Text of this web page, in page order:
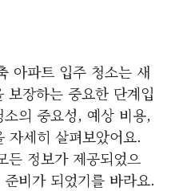
아파트 입주 청소는 새
보장하는 중요한 단계입
의 중요성, 예상 비용,
자세히 살펴보았어요.
든 정보가 제공되었으
비가 되었기를 바라요.